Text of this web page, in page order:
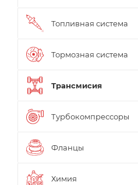
Топливная система
Тормозная система
Трансмисия
Турбокомпрессоры
Фланцы
Химия